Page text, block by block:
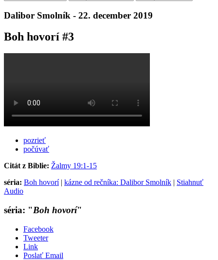
Dalibor Smolník - 22. december 2019
Boh hovorí #3
pozrieť
počúvať
Citát z Biblie: Žalmy 19:1-15
séria: Boh hovorí| kázne od rečníka: Dalibor Smolník | Stiahnuť
Audio
séria: "Boh hovorí"
Facebook
Tweeter
Link
Poslať Email